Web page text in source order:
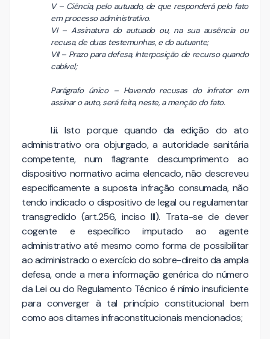
V – Ciência, pelo autuado, de que responderá pelo fato
em processo administrativo.
VI – Assinatura do autuado ou, na sua ausência ou
recusa, de duas testemunhas, e do autuante;
VII – Prazo para defesa, Interposição de recurso quando
cabível;
Parágrafo único – Havendo recusas do infrator em
assinar o auto, será feita, neste, a menção do fato.
I.ii. Isto porque quando da edição do ato
administrativo ora objurgado, a autoridade sanitária
competente, num flagrante descumprimento ao
dispositivo normativo acima elencado, não descreveu
especificamente a suposta infração consumada, não
tendo indicado o dispositivo de legal ou regulamentar
transgredido (art.256, inciso III). Trata-se de dever
cogente e específico imputado ao agente
administrativo até mesmo como forma de possibilitar
ao administrado o exercício do sobre-direito da ampla
defesa, onde a mera informação genérica do número
da Lei ou do Regulamento Técnico é nímio insuficiente
para converger à tal princípio constitucional bem
como aos ditames infraconstitucionais mencionados;